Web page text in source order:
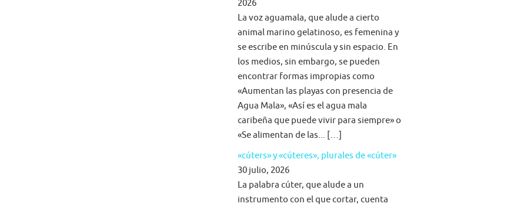
2026
La voz aguamala, que alude a cierto
animal marino gelatinoso, es femenina y
se escribe en minúscula y sin espacio. En
los medios, sin embargo, se pueden
encontrar formas impropias como
«Aumentan las playas con presencia de
Agua Mala», «Así es el agua mala
caribeña que puede vivir para siempre» o
«Se alimentan de las... […]
«cúters» y «cúteres», plurales de «cúter»
30 julio, 2026
La palabra cúter, que alude a un
instrumento con el que cortar, cuenta